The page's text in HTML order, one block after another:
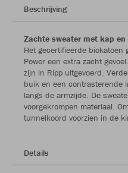
Beschrijving
Zachte sweater met kap
Het gecertifieerde biokatoen
Power een extra zacht
zijn in Ripp uitgevoerd.
buik en een contrasterende
langs de armzijde. De
voorgekrompen materiaal.
tunnelkoord voorzien in de
Details